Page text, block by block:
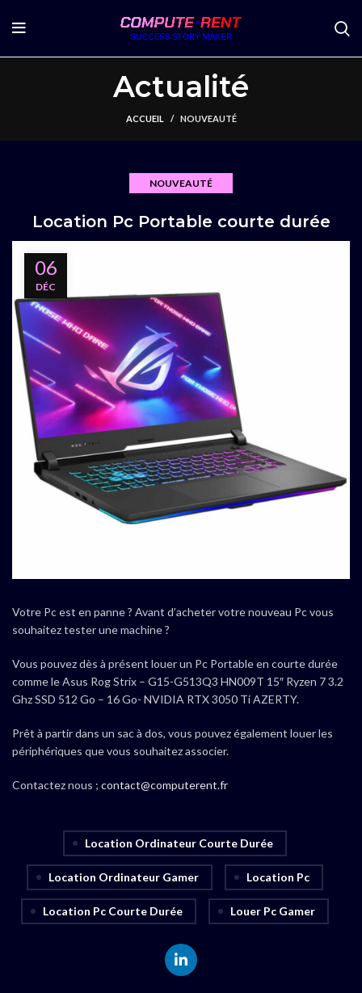
Actualité
ACCUEIL NOUVEAUTÉ
NOUVEAUTÉ
Location Pc Portable courte durée
06
DÉC
Votre Pc est en panne ? Avant d’acheter votre nouveau Pc vous
souhaitez tester une machine ?
Vous pouvez dès à présent louer un Pc Portable en courte durée
comme le Asus Rog Strix – G15-G513Q3 HN009T 15″ Ryzen 7 3.2
Ghz SSD 512 Go – 16 Go- NVIDIA RTX 3050 Ti AZERTY.
Prêt à partir dans un sac à dos, vous pouvez également louer les
périphériques que vous souhaitez associer.
Contactez nous ; contact@computerent.fr
Location Ordinateur Courte Durée
Location Ordinateur Gamer Location Pc
Location Pc Courte Durée Louer Pc Gamer